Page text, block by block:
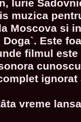
Iurie
muzica
Moscova si
Este
filmul
ignorat
vreme